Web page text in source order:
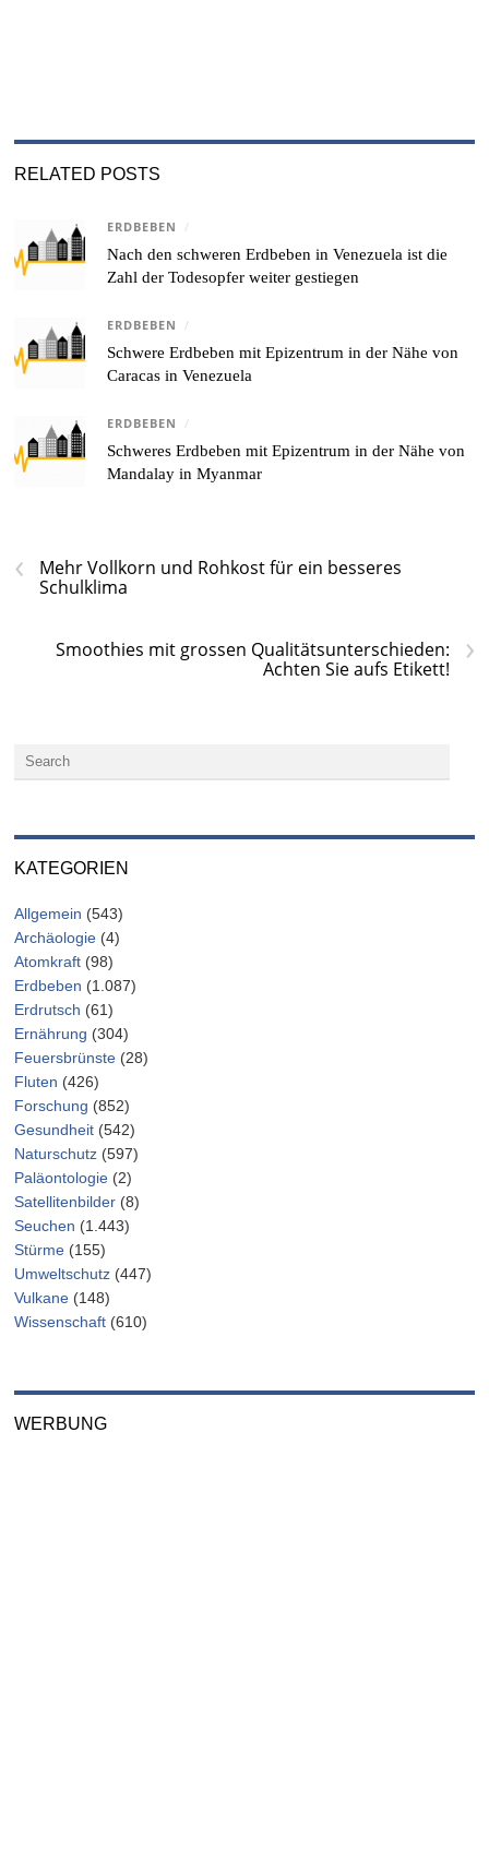
RELATED POSTS
ERDBEBEN /
Nach den schweren Erdbeben in Venezuela ist die
Zahl der Todesopfer weiter gestiegen
ERDBEBEN /
Schwere Erdbeben mit Epizentrum in der Nähe von
Caracas in Venezuela
ERDBEBEN /
Schweres Erdbeben mit Epizentrum in der Nähe von
Mandalay in Myanmar
‹
Mehr Vollkorn und Rohkost für ein besseres
Schulklima
›
Smoothies mit grossen Qualitätsunterschieden:
Achten Sie aufs Etikett!
KATEGORIEN
Allgemein (543)
Archäologie (4)
Atomkraft (98)
Erdbeben (1.087)
Erdrutsch (61)
Ernährung (304)
Feuersbrünste (28)
Fluten (426)
Forschung (852)
Gesundheit (542)
Naturschutz (597)
Paläontologie (2)
Satellitenbilder (8)
Seuchen (1.443)
Stürme (155)
Umweltschutz (447)
Vulkane (148)
Wissenschaft (610)
WERBUNG